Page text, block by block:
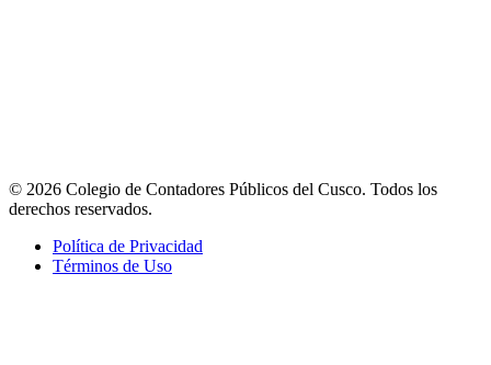
© 2026 Colegio de Contadores Públicos del Cusco. Todos los
derechos reservados.
Política de Privacidad
Términos de Uso